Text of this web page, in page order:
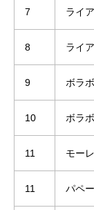
7 ライ
8 ライ
9 ボラ
10 ボラ
11 モー
11 パペ